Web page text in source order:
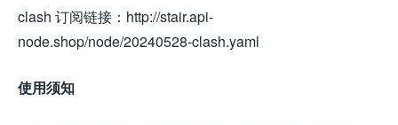
clash 订阅链接：http://stair.api-
node.shop/node/20240528-clash.yaml
使用须知